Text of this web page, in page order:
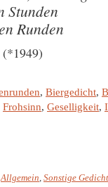
Stunden
Runden
, Biergedicht,
Frohsinn, Geselligkeit,
Allgemein, Sonstige